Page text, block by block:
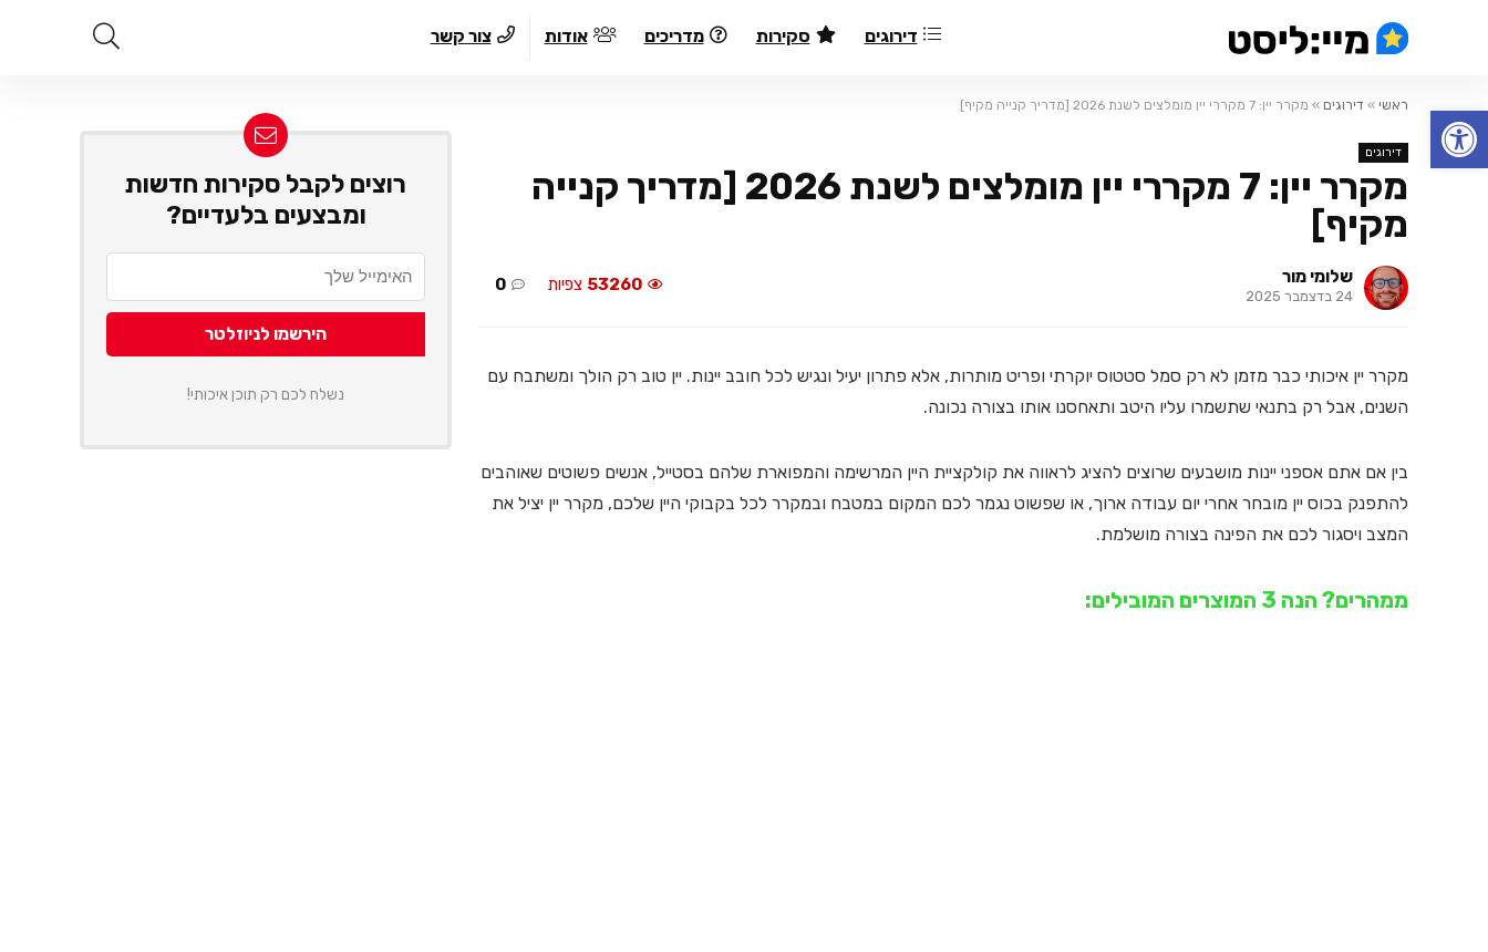
פתח סרגל נגישות
דירוגים סקירות מדריכים אודות צור קשר
ראשי » דירוגים » מקרר יין: 7 מקררי יין מומלצים לשנת 2026 [מדריך קנייה מקיף]
דירוגים
מקרר יין: 7 מקררי יין מומלצים לשנת 2026 [מדריך קנייה
מקיף]
שלומי מור
24 בדצמבר 2025
53260 צפיות 0
מקרר יין איכותי כבר מזמן לא רק סמל סטטוס יוקרתי ופריט מותרות, אלא פתרון יעיל ונגיש לכל חובב יינות. יין טוב רק הולך ומשתבח עם
השנים, אבל רק בתנאי שתשמרו עליו היטב ותאחסנו אותו בצורה נכונה.
בין אם אתם אספני יינות מושבעים שרוצים להציג לראווה את קולקציית היין המרשימה והמפוארת שלהם בסטייל, אנשים פשוטים שאוהבים
להתפנק בכוס יין מובחר אחרי יום עבודה ארוך, או שפשוט נגמר לכם המקום במטבח ובמקרר לכל בקבוקי היין שלכם, מקרר יין יציל את
המצב ויסגור לכם את הפינה בצורה מושלמת.
ממהרים? הנה 3 המוצרים המובילים:
רוצים לקבל סקירות חדשות
ומבצעים בלעדיים?
נשלח לכם רק תוכן איכותי!